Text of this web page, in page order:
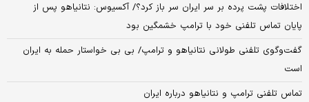
اختلافات پشت پرده بر سر ایران سر باز کرد؟/ آکسیوس: نتانیاهو پس از
پایان تماس تلفنی خود با ترامپ خشمگین بود
گفت‌وگوی تلفنی طولانی نتانیاهو و ترامپ/ بی بی خواستار حمله به ایران
است
تماس تلفنی ترامپ و نتانیاهو درباره ایران